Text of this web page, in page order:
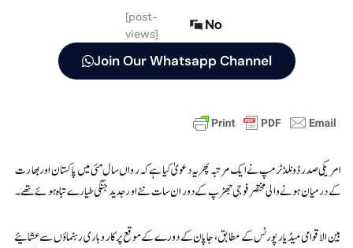
[post-
views]
No
Join Our Whatsapp Channel
امریکی صدر ڈونلڈ ٹرمپ نے ایک مرتبہ پھر یہ دعویٰ کیا ہے کہ رواں سال مئی میں پاکستان اور بھارت
کے درمیان ہونے والی مختصر فوجی جھڑپ کے دوران سات نئے اور جدید جنگی طیارے تباہ ہوئے تھے۔
بین الاقوامی میڈیا رپورٹس کے مطابق، جاپان کے دورے کے موقع پر کاروباری رہنماؤں سے عشائیے